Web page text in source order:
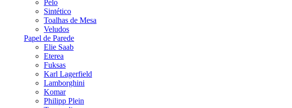
Pelo
Sintético
Toalhas de Mesa
Veludos
Papel de Parede
Elie Saab
Eterea
Fuksas
Karl Lagerfield
Lamborghini
Komar
Philipp Plein